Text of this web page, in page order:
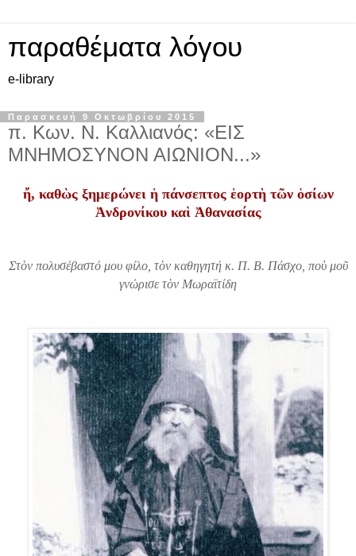
παραθέματα λόγου
e-library
Παρασκευή 9 Οκτωβρίου 2015
π. Κων. Ν. Καλλιανός: «ΕΙΣ
ΜΝΗΜΟΣΥΝΟΝ ΑΙΩΝΙΟΝ...»
ἤ, καθὼς ξημερώνει ἡ πάνσεπτος ἑορτὴ τῶν ὁσίων
Ἀνδρονίκου καὶ Ἀθανασίας
Στὸν πολυσέβαστό μου φίλο, τὸν καθηγητή κ. Π. Β. Πάσχο, ποὺ μοῦ
γνώρισε τὸν Μωραϊτίδη